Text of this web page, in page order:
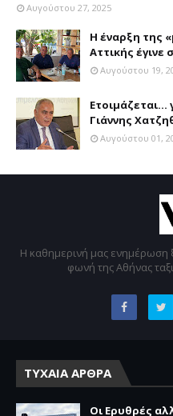
Αυγούστου 27, 2025
Η έναρξη της
Αττικής
Αυγούστου 19,
Ετοιμάζεται...
Γιάννης
Αυγούστου 01,
Η καθημερινή μας ενημέρωση
φωνή της Αθήνας
ΤΥΧΑΙΑ ΑΡΘΡΑ
Οι Ερυθρές